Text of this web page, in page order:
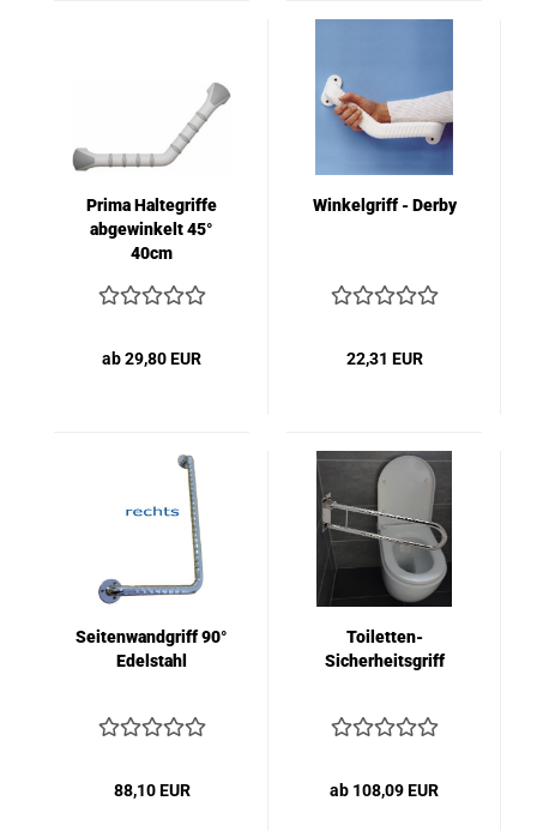
Prima Haltegriffe
abgewinkelt 45°
40cm
ab 29,80 EUR
Winkelgriff - Derby
22,31 EUR
Seitenwandgriff 90°
Edelstahl
88,10 EUR
Toiletten-
Sicherheitsgriff
ab 108,09 EUR